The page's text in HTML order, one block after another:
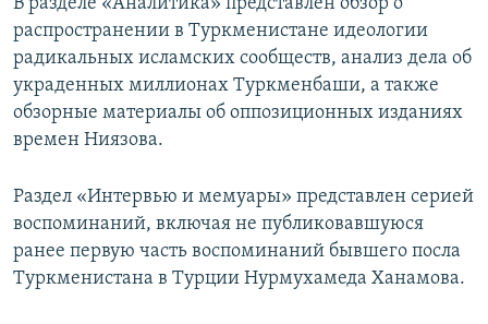
распространении в Туркменистане идеологии
радикальных исламских сообществ, анализ дела об
украденных миллионах Туркменбаши, а также
обзорные материалы об оппозиционных изданиях
времен Ниязова.
Раздел «Интервью и мемуары» представлен серией
воспоминаний, включая не публиковавшуюся
ранее первую часть воспоминаний бывшего посла
Туркменистана в Турции Нурмухамеда Ханамова.